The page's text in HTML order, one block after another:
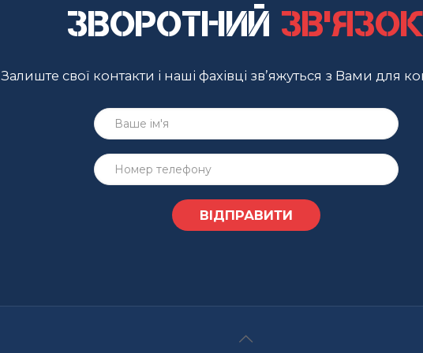
Зворотний зв'язок
Залиште свої контакти і наші фахівці зв’яжуться з Вами для